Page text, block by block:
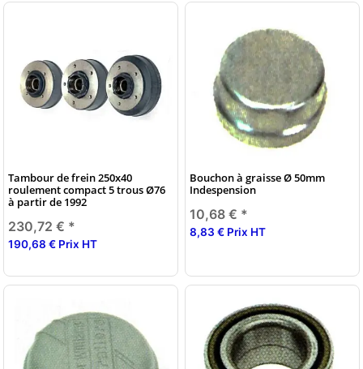
Tambour de frein 250x40
roulement compact 5 trous Ø76
à partir de 1992
230,72 € *
190,68 € Prix HT
Bouchon à graisse Ø 50mm
Indespension
10,68 € *
8,83 € Prix HT